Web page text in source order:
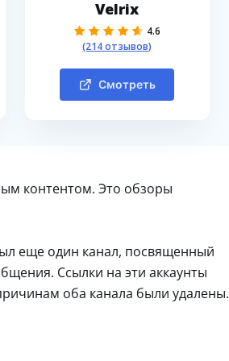
Velrix
4.6
(214 отзывов)
Смотреть
контентом. Это обзоры
еще один канал, посвященный
Ссылки на эти аккаунты
оба канала были удалены.